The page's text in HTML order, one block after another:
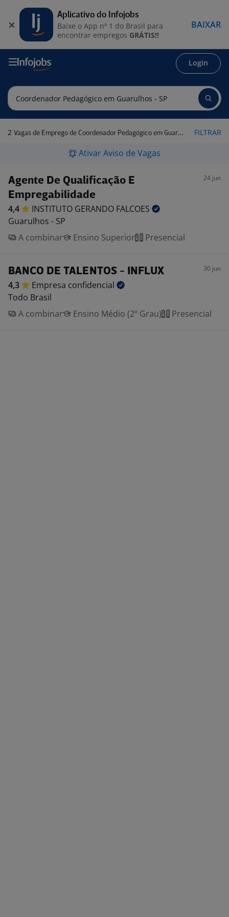
Login
2 Vagas de Emprego de Coordenador Pedagógico em Guarulhos - SP FILTRAR
Ativar Aviso de Vagas
Agente De Qualificação E
Empregabilidade
24 jun
4,4 INSTITUTO GERANDO FALCOES
Guarulhos - SP
A combinar
Ensino Superior Presencial
BANCO DE TALENTOS - INFLUX 30 jun
4,3 Empresa confidencial
Todo Brasil
A combinar
Ensino Médio (2º Grau) Presencial
Aplicativo do Infojobs
Baixe o App nº 1 do Brasil para
encontrar empregos GRÁTIS!!
BAIXAR